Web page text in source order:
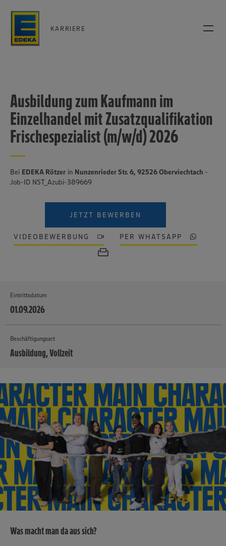
KARRIERE
Ausbildung zum Kaufmann im
Einzelhandel mit Zusatzqualifikation
Frischespezialist (m/w/d) 2026
Bei EDEKA Rötzer in Nunzenrieder Str. 6, 92526 Oberviechtach -
Job-ID NST_Azubi-389669
JETZT BEWERBEN
VIDEOBEWERBUNG PER WHATSAPP
Eintrittsdatum
01.09.2026
Beschäftigungsart
Ausbildung, Vollzeit
Was macht man da aus sich?